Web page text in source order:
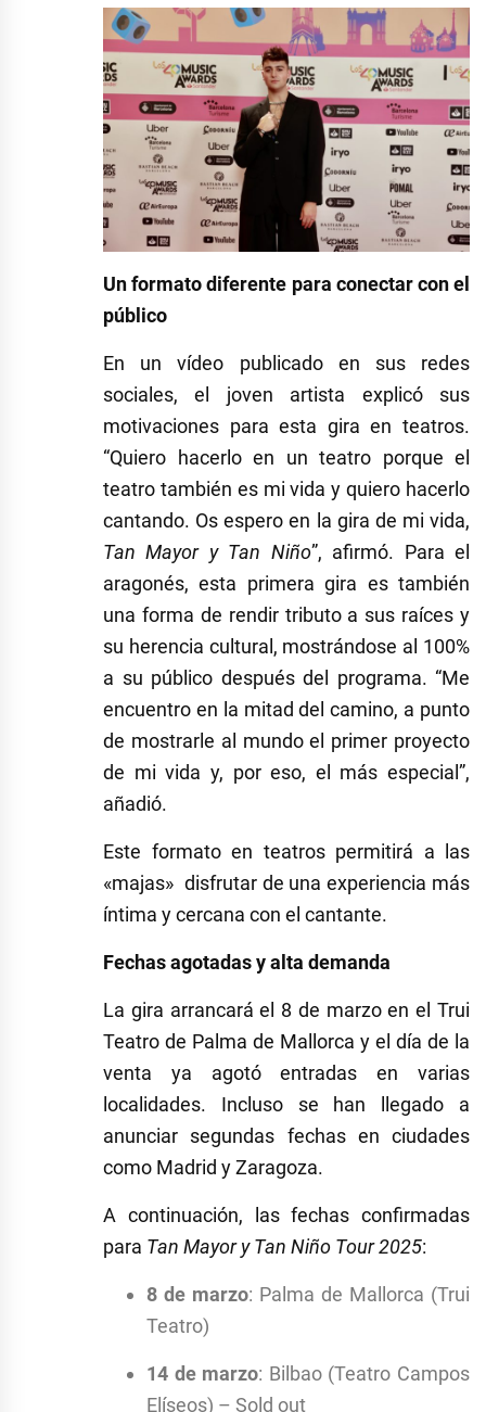
Un formato diferente para conectar con el
público
En un vídeo publicado en sus redes
sociales, el joven artista explicó sus
motivaciones para esta gira en teatros.
“Quiero hacerlo en un teatro porque el
teatro también es mi vida y quiero hacerlo
cantando. Os espero en la gira de mi vida,
Tan Mayor y Tan Niño”, afirmó. Para el
aragonés, esta primera gira es también
una forma de rendir tributo a sus raíces y
su herencia cultural, mostrándose al 100%
a su público después del programa. “Me
encuentro en la mitad del camino, a punto
de mostrarle al mundo el primer proyecto
de mi vida y, por eso, el más especial”,
añadió.
Este formato en teatros permitirá a las
«majas» disfrutar de una experiencia más
íntima y cercana con el cantante.
Fechas agotadas y alta demanda
La gira arrancará el 8 de marzo en el Trui
Teatro de Palma de Mallorca y el día de la
venta ya agotó entradas en varias
localidades. Incluso se han llegado a
anunciar segundas fechas en ciudades
como Madrid y Zaragoza.
A continuación, las fechas confirmadas
para Tan Mayor y Tan Niño Tour 2025:
8 de marzo: Palma de Mallorca (Trui
Teatro)
14 de marzo: Bilbao (Teatro Campos
Elíseos) – Sold out